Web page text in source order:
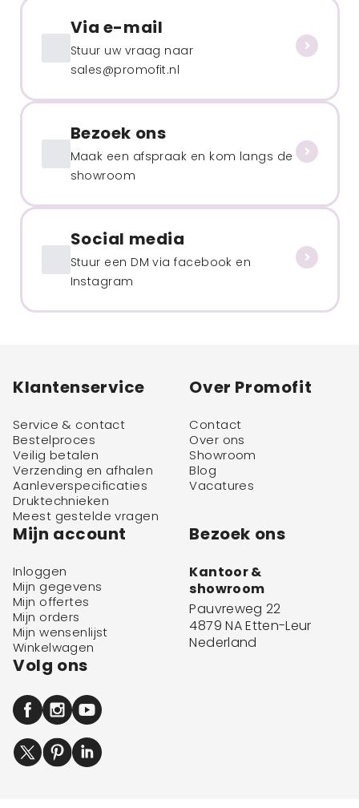
Via e-mail
Stuur uw vraag naar
sales@promofit.nl
Bezoek ons
Maak een afspraak en kom langs de
showroom
Social media
Stuur een DM via facebook en
Instagram
Klantenservice
Service & contact
Bestelproces
Veilig betalen
Verzending en afhalen
Aanleverspecificaties
Druktechnieken
Meest gestelde vragen
Over Promofit
Contact
Over ons
Showroom
Blog
Vacatures
Mijn account
Inloggen
Mijn gegevens
Mijn offertes
Mijn orders
Mijn wensenlijst
Winkelwagen
Bezoek ons
Kantoor &
showroom
Pauvreweg 22
4879 NA Etten-Leur
Nederland
Volg ons